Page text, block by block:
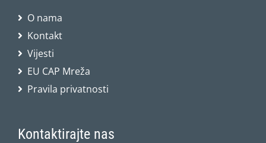
O nama
Kontakt
Vijesti
EU CAP Mreža
Pravila privatnosti
Kontaktirajte nas